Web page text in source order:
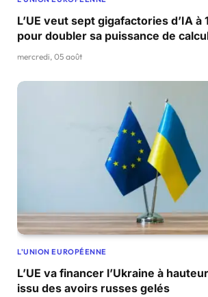
L’UE veut sept gigafactories d’IA à
pour doubler sa puissance de
mercredi, 05 août
L'UNION EUROPÉENNE
L’UE va financer l’Ukraine à
issu des avoirs russes gelés